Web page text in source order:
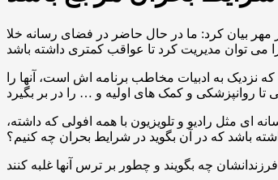
بیان کرد: ما در حال حاضر در فضای رسانه خلا
نزدیک به ادبیات مخاطب برنامه اش است، آنها را
ای مثل رادیو و تلویزیون با همه افولی که داشته،
باشد که در آن بگوید در شرایط بحران چه کنیم؟